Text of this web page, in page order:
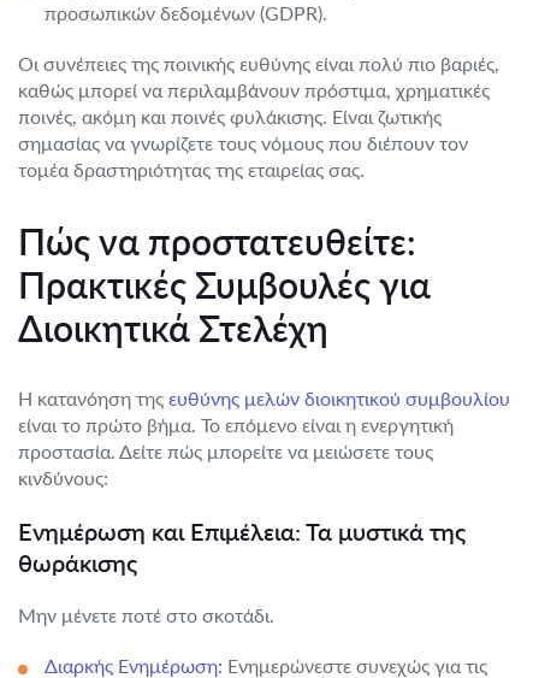
προσωπικών δεδομένων (GDPR).
Οι συνέπειες της ποινικής ευθύνης είναι πολύ πιο βαριές,
καθώς μπορεί να περιλαμβάνουν πρόστιμα, χρηματικές
ποινές, ακόμη και ποινές φυλάκισης. Είναι ζωτικής
σημασίας να γνωρίζετε τους νόμους που διέπουν τον
τομέα δραστηριότητας της εταιρείας σας.
Πώς να προστατευθείτε:
Πρακτικές Συμβουλές για
Διοικητικά Στελέχη
Η κατανόηση της ευθύνης μελών διοικητικού συμβουλίου
είναι το πρώτο βήμα. Το επόμενο είναι η ενεργητική
προστασία. Δείτε πώς μπορείτε να μειώσετε τους
κινδύνους:
Ενημέρωση και Επιμέλεια: Τα μυστικά της
θωράκισης
Μην μένετε ποτέ στο σκοτάδι.
Διαρκής Ενημέρωση: Ενημερώνεστε συνεχώς για τις